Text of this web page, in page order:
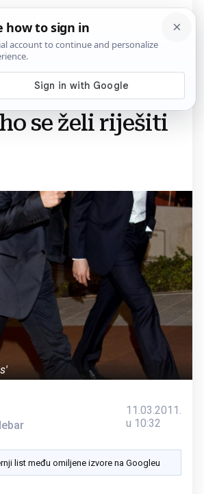
se želi riješiti
11.03.2011.
u 10:32
list među omiljene izvore na Googleu